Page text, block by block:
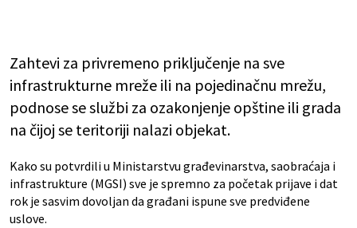
Zahtevi za privremeno priključenje na sve
infrastrukturne mreže ili na pojedinačnu mrežu,
podnose se službi za ozakonjenje opštine ili grada
na čijoj se teritoriji nalazi objekat.
Kako su potvrdili u Ministarstvu građevinarstva, saobraćaja i
infrastrukture (MGSI) sve je spremno za početak prijave i dat
rok je sasvim dovoljan da građani ispune sve predviđene
uslove.